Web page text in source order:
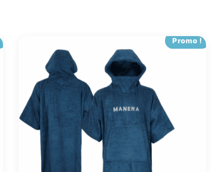
Promo !